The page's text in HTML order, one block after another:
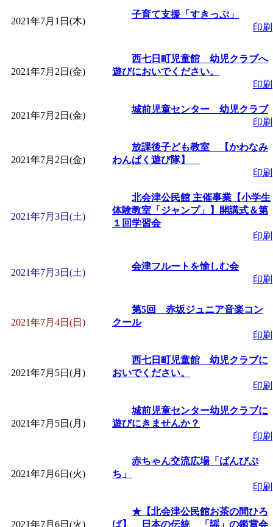
「皆鶴姫のこびる塾
」 受付期間：～
「子育て講座「ばん
2026/07/10～2026/08/
子育て交流広場「
間：2026/07/13～
「子育て交流広場「
間：2026/08/10～
「赤ちゃん子育て講
付期間：2026/08/10～
赤ちゃん子育て講
付期間：2026/08/10～
まだまだ暑い！コ
レクリエーション
ットせよ！
」 受付期
皆鶴姫のこびる塾
2021年7月1日(木)
子育て支援「すきっぷ」
印刷
2021年7月2日(金)
西七日町児童館 幼児クラブへ
遊びにおいでください。
印刷
2021年7月2日(金)
城前児童センター 幼児クラブ
印刷
2021年7月2日(金)
放課後子ども教室 【かわなみ
わんぱく遊び隊】
印刷
2021年7月3日(土)
北会津公民館 主催事業【小学生
体験教室「ジャンプ」】開講式＆第
１回学習会
印刷
2021年7月3日(土)
会津フルートを愉しむ会
印刷
2021年7月4日(日)
第5回 赤坂ジュニア音楽コン
クール
印刷
2021年7月5日(月)
西七日町児童館 幼児クラブに
おいでください。
印刷
2021年7月5日(月)
城前児童センター幼児クラブに
遊びにきませんか？
印刷
2021年7月6日(火)
赤ちゃん交流広場「ばんびぷ
ち」
印刷
2021年7月6日(火)
★【北会津公民館お茶の間ひろ
ば】 日本の伝統 「謡」の鑑賞会